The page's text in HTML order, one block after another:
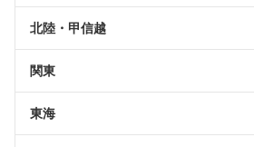
北陸・甲信越
関東
東海